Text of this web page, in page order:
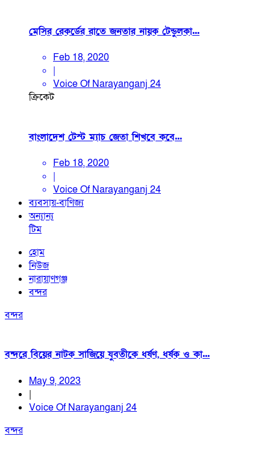
মেসির রেকর্ডের রাতে জনতার নায়ক টেন্ডুলকা...
Feb 18, 2020
|
Voice Of Narayanganj 24
ক্রিকেট
বাংলাদেশ টেস্ট ম্যাচ জেতা শিখবে কবে...
Feb 18, 2020
|
Voice Of Narayanganj 24
ব্যবসায়-বাণিজ্য
অন্যান্য
টিম
হোম
নিউজ
নারায়াণগঞ্জ
বন্দর
বন্দর
বন্দরে বিয়ের নাটক সাজিয়ে যুবতীকে ধর্ষণ, ধর্ষক ও কা...
May 9, 2023
|
Voice Of Narayanganj 24
বন্দর